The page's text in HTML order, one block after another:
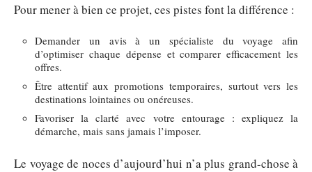
Pour mener à bien ce projet, ces pistes font la différence :
Demander un avis à un spécialiste du voyage afin
d’optimiser chaque dépense et comparer efficacement les
offres.
Être attentif aux promotions temporaires, surtout vers les
destinations lointaines ou onéreuses.
Favoriser la clarté avec votre entourage : expliquez la
démarche, mais sans jamais l’imposer.
Le voyage de noces d’aujourd’hui n’a plus grand-chose à